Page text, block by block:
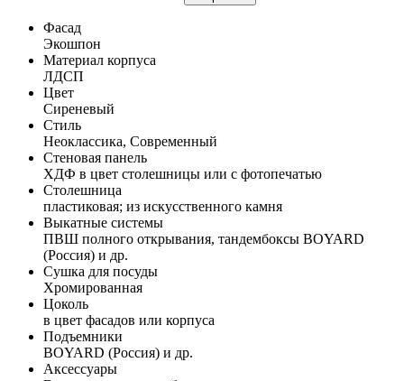
Фасад
Экошпон
Материал корпуса
ЛДСП
Цвет
Сиреневый
Стиль
Неоклассика, Современный
Стеновая панель
ХДФ в цвет столешницы или с фотопечатью
Столешница
пластиковая; из искусственного камня
Выкатные системы
ПВШ полного открывания, тандембоксы BOYARD
(Россия) и др.
Сушка для посуды
Хромированная
Цоколь
в цвет фасадов или корпуса
Подъемники
BOYARD (Россия) и др.
Аксессуары